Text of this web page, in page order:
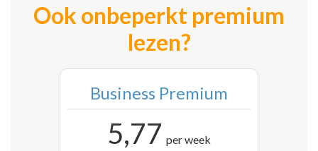
Ook onbeperkt premium
lezen?
Business Premium
5,77 per week